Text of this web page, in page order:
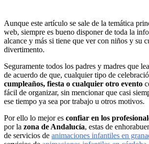
Aunque este artículo se sale de la temática
web, siempre es bueno disponer de toda la
alcance y más si tiene que ver con niños y su
divertimento.
Seguramente todos los padres y madres que
de acuerdo de que, cualquier tipo de
cumpleaños, fiesta o cualquier otro evento
fácil de organizar, sin mencionar que casi
ese tiempo ya sea por trabajo u otros motivos.
Por ello lo mejor es confiar en los
por la zona de Andalucía, estas de
de servicios de animaciones infantiles en